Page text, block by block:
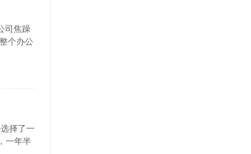
司焦躁
个办公
择了一
一年半